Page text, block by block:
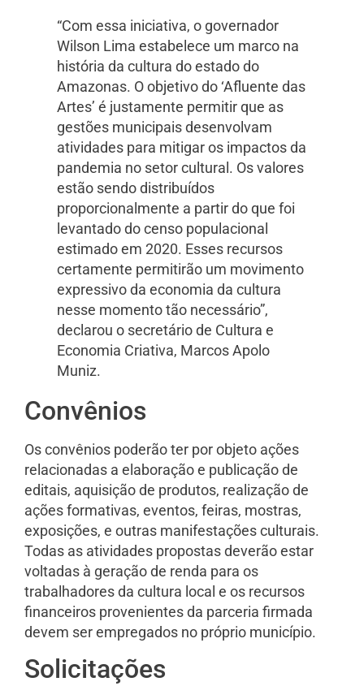
“Com essa iniciativa, o governador
Wilson Lima estabelece um marco na
história da cultura do estado do
Amazonas. O objetivo do ‘Afluente das
Artes’ é justamente permitir que as
gestões municipais desenvolvam
atividades para mitigar os impactos da
pandemia no setor cultural. Os valores
estão sendo distribuídos
proporcionalmente a partir do que foi
levantado do censo populacional
estimado em 2020. Esses recursos
certamente permitirão um movimento
expressivo da economia da cultura
nesse momento tão necessário”,
declarou o secretário de Cultura e
Economia Criativa, Marcos Apolo
Muniz.
Convênios
Os convênios poderão ter por objeto ações
relacionadas a elaboração e publicação de
editais, aquisição de produtos, realização de
ações formativas, eventos, feiras, mostras,
exposições, e outras manifestações culturais.
Todas as atividades propostas deverão estar
voltadas à geração de renda para os
trabalhadores da cultura local e os recursos
financeiros provenientes da parceria firmada
devem ser empregados no próprio município.
Solicitações